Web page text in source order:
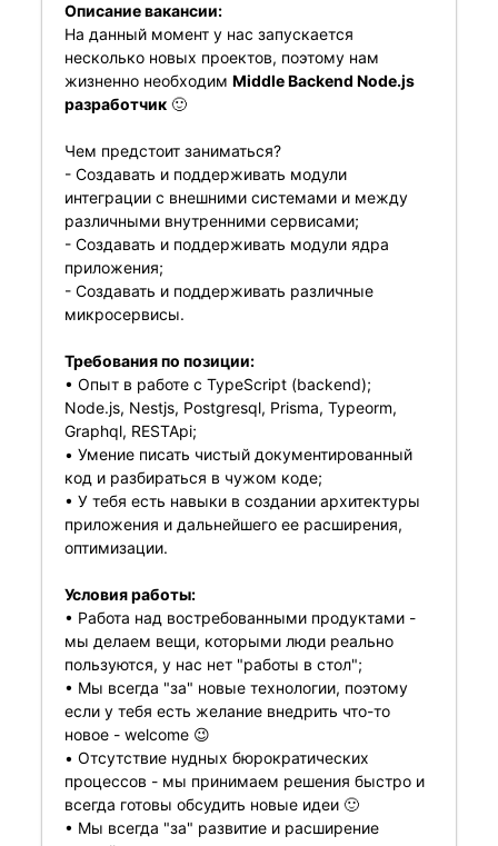
Описание вакансии:
На данный момент у нас запускается
несколько новых проектов, поэтому нам
жизненно необходим Middle Backend Node.js
разработчик🙂
Чем предстоит заниматься?
- Создавать и поддерживать модули
интеграции с внешними системами и между
различными внутренними сервисами;
- Создавать и поддерживать модули ядра
приложения;
- Создавать и поддерживать различные
микросервисы.
Требования по позиции:
• Опыт в работе с TypeScript (backend);
Node.js, Nestjs, Postgresql, Prisma, Typeorm,
Graphql, RESTApi;
• Умение писать чистый документированный
код и разбираться в чужом коде;
• У тебя есть навыки в создании архитектуры
приложения и дальнейшего ее расширения,
оптимизации.
Условия работы:
• Работа над востребованными продуктами -
мы делаем вещи, которыми люди реально
пользуются, у нас нет "работы в стол";
• Мы всегда "за" новые технологии, поэтому
если у тебя есть желание внедрить что-то
новое - welcome 😉
• Отсутствие нудных бюрократических
процессов - мы принимаем решения быстро и
всегда готовы обсудить новые идеи 🙂
• Мы всегда "за" развитие и расширение